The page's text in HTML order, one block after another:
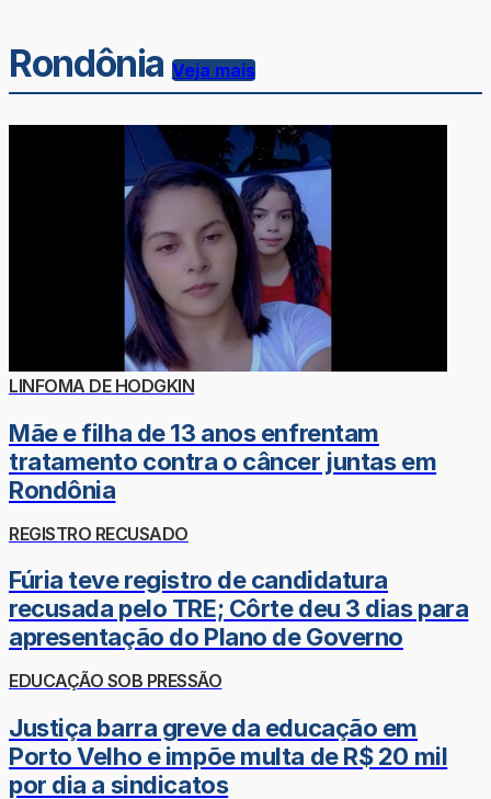
Rondônia Veja mais
LINFOMA DE HODGKIN
Mãe e filha de 13 anos enfrentam
tratamento contra o câncer juntas em
Rondônia
REGISTRO RECUSADO
Fúria teve registro de candidatura
recusada pelo TRE; Côrte deu 3 dias para
apresentação do Plano de Governo
EDUCAÇÃO SOB PRESSÃO
Justiça barra greve da educação em
Porto Velho e impõe multa de R$ 20 mil
por dia a sindicatos